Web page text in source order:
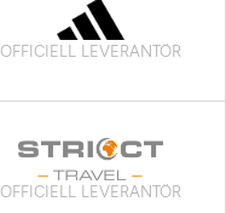
OFFICIELL LEVERANTÖR
OFFICIELL LEVERANTÖR